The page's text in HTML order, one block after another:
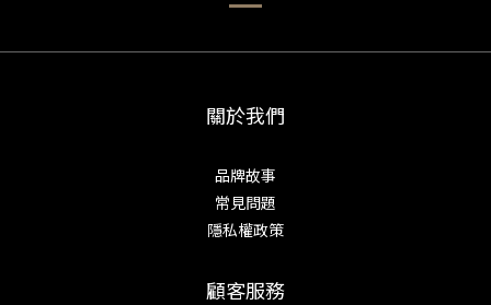
關於我們
品牌故事
常見問題
隱私權政策
顧客服務